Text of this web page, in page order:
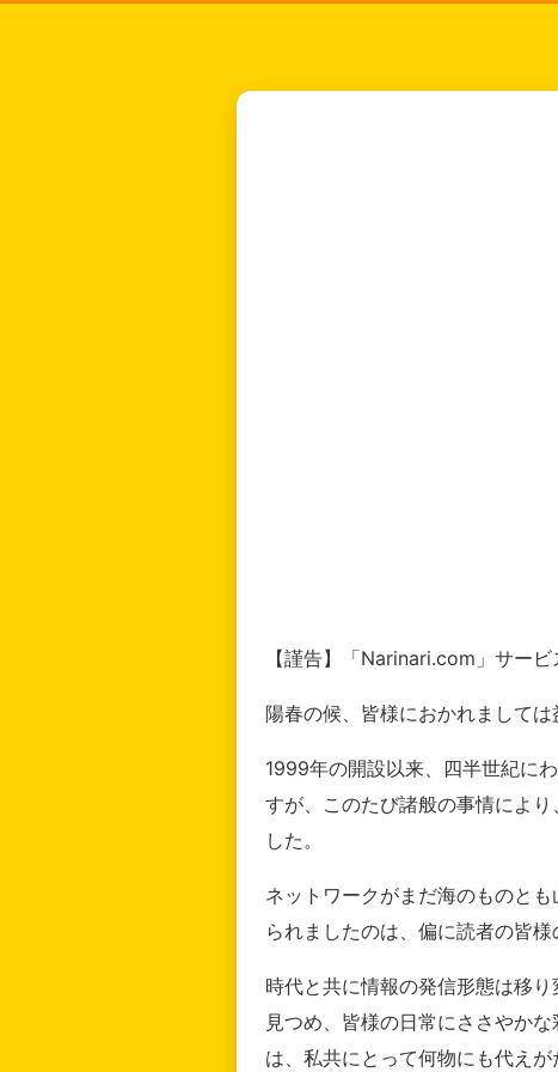
【謹告】「Narinari.com」サー
陽春の候、皆様におかれまして
1999年の開設以来、四半世紀に
すが、このたび諸般の事情によ
した。
ネットワークがまだ海のものと
られましたのは、偏に読者の皆
時代と共に情報の発信形態は移
見つめ、皆様の日常にささやか
は、私共にとって何物にも代えが